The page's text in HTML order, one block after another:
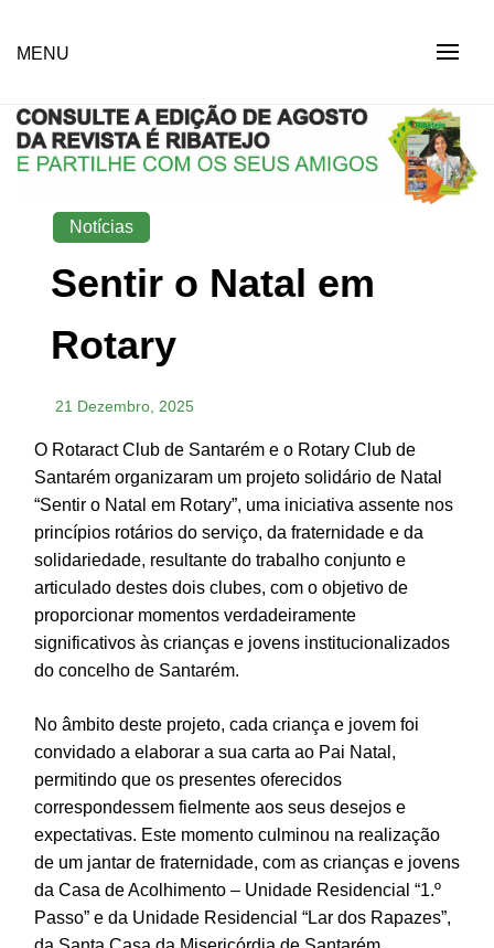
É RIBATEJO – REVISTA
SOCIAL ONLINE
MENU
Notícias
Sentir o Natal em
Rotary
21 Dezembro, 2025
O Rotaract Club de Santarém e o Rotary Club de
Santarém organizaram um projeto solidário de Natal
“Sentir o Natal em Rotary”, uma iniciativa assente nos
princípios rotários do serviço, da fraternidade e da
solidariedade, resultante do trabalho conjunto e
articulado destes dois clubes, com o objetivo de
proporcionar momentos verdadeiramente
significativos às crianças e jovens institucionalizados
do concelho de Santarém.
No âmbito deste projeto, cada criança e jovem foi
convidado a elaborar a sua carta ao Pai Natal,
permitindo que os presentes oferecidos
correspondessem fielmente aos seus desejos e
expectativas. Este momento culminou na realização
de um jantar de fraternidade, com as crianças e jovens
da Casa de Acolhimento – Unidade Residencial “1.º
Passo” e da Unidade Residencial “Lar dos Rapazes”,